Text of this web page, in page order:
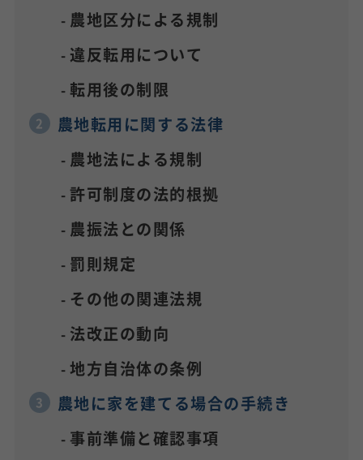
農地区分による規制
違反転用について
転用後の制限
農地転用に関する法律
農地法による規制
許可制度の法的根拠
農振法との関係
罰則規定
その他の関連法規
法改正の動向
地方自治体の条例
農地に家を建てる場合の手続き
事前準備と確認事項